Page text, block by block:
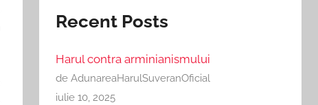
Recent Posts
Harul contra arminianismului
de AdunareaHarulSuveranOficial
iulie 10, 2025